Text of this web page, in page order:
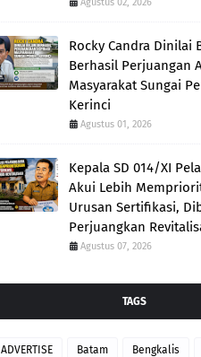
Rocky Candra Dinilai
Berhasil Perjuangan
Masyarakat Sungai
Kerinci
Agustus 01, 2026
Kepala SD 014/XI
Akui Lebih
Urusan Sertifikasi,
Perjuangkan
Agustus 07, 2026
TAGS
ADVERTISE Batam Bengkalis